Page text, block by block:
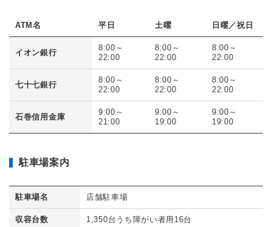
ATM名 平日 土曜 日曜／祝日
イオン銀行
8:00～
22:00
8:00～
22:00
8:00～
22:00
七十七銀行
8:00～
22:00
8:00～
22:00
8:00～
22:00
石巻信用金庫
9:00～
21:00
9:00～
19:00
9:00～
19:00
駐車場案内
駐車場名 店舗駐車場
収容台数 1,350台うち障がい者用16台